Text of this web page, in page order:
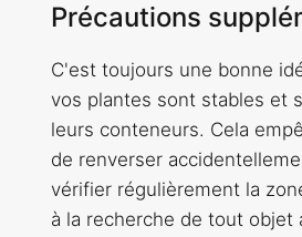
Précautions
C'est toujours une bonne
vos plantes sont stables et
leurs conteneurs. Cela
de renverser
vérifier régulièrement la
à la recherche de tout objet